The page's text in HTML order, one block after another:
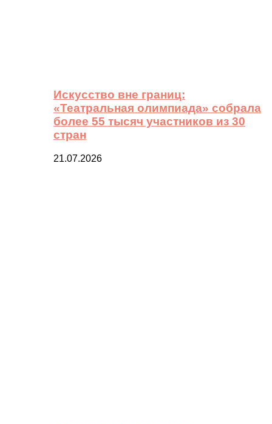
Искусство вне границ:
«Театральная олимпиада» собрала
более 55 тысяч участников из 30
стран
21.07.2026